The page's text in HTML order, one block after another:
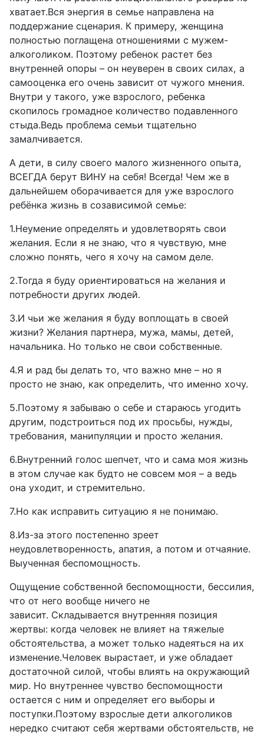
хватает.Вся энергия в семье направлена на
поддержание сценария. К примеру, женщина
полностью поглащена отношениями с мужем-
алкоголиком. Поэтому ребенок растет без
внутренней опоры – он неуверен в своих силах, а
самооценка его очень зависит от чужого мнения.
Внутри у такого, уже взрослого, ребенка
скопилось громадное количество подавленного
стыда.Ведь проблема семьи тщательно
замалчивается.
А дети, в силу своего малого жизненного опыта,
ВСЕГДА берут ВИНУ на себя! Всегда! Чем же в
дальнейшем оборачивается для уже взрослого
ребёнка жизнь в созависимой семье:
1.Неумение определять и удовлетворять свои
желания. Если я не знаю, что я чувствую, мне
сложно понять, чего я хочу на самом деле.
2.Тогда я буду ориентироваться на желания и
потребности других людей.
3.И чьи же желания я буду воплощать в своей
жизни? Желания партнера, мужа, мамы, детей,
начальника. Но только не свои собственные.
4.Я и рад бы делать то, что важно мне – но я
просто не знаю, как определить, что именно хочу.
5.Поэтому я забываю о себе и стараюсь угодить
другим, подстроиться под их просьбы, нужды,
требования, манипуляции и просто желания.
6.Внутренний голос шепчет, что и сама моя жизнь
в этом случае как будто не совсем моя – а ведь
она уходит, и стремительно.
7.Но как исправить ситуацию я не понимаю.
8.Из-за этого постепенно зреет
неудовлетворенность, апатия, а потом и отчаяние.
Выученная беспомощность.
Ощущение собственной беспомощности, бессилия,
что от него вообще ничего не
зависит. Складывается внутренняя позиция
жертвы: когда человек не влияет на тяжелые
обстоятельства, а может только надеяться на их
изменение.Человек вырастает, и уже обладает
достаточной силой, чтобы влиять на окружающий
мир. Но внутреннее чувство беспомощности
остается с ним и определяет его выборы и
поступки.Поэтому взрослые дети алкоголиков
нередко считают себя жертвами обстоятельств, не